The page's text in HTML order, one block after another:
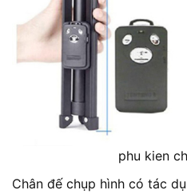
phu kien
Chân đế chụp hình có tác